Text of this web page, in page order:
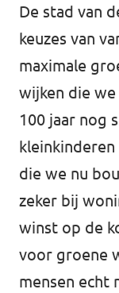
De stad van
keuzes van
maximale
wijken die
100 jaar nog
die we nu
zeker bij
winst op de
voor groene
mensen echt